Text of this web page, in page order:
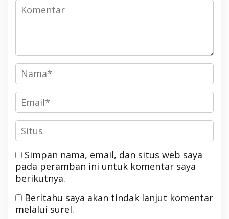
Simpan nama, email, dan situs web saya
pada peramban ini untuk komentar saya
berikutnya.
Beritahu saya akan tindak lanjut komentar
melalui surel.